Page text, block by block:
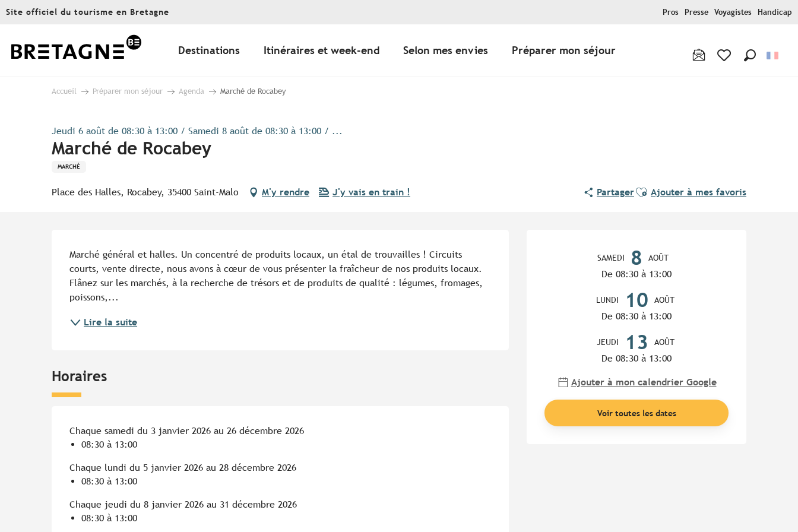
Aller
principal
Site officiel du tourisme en Bretagne Pros Presse Voyagistes Handicap
Destinations Itinéraires et week-end Selon mes envies Préparer mon séjour
Accueil Préparer mon séjour Agenda Marché de Rocabey
Jeudi 6 août de 08:30 à 13:00 / Samedi 8 août de 08:30 à 13:00 / ...
Marché de Rocabey
MARCHÉ
Place des Halles, Rocabey, 35400 Saint-Malo M'y rendre J'y vais en train ! PartagerAjouter aux favoris
Ajouter à mes favoris
SAMEDI 8 AOÛT
De 08:30 à 13:00
LUNDI 10 AOÛT
De 08:30 à 13:00
JEUDI 13 AOÛT
De 08:30 à 13:00
Ajouter à mon calendrier Google
Voir toutes les dates
Marché général et halles. Un concentré de produits locaux, un étal de trouvailles ! Circuits
courts, vente directe, nous avons à cœur de vous présenter la fraîcheur de nos produits locaux.
Flânez sur les marchés, à la recherche de trésors et de produits de qualité : légumes, fromages,
poissons,...
Lire la suite
Horaires
Chaque samedi du 3 janvier 2026 au 26 décembre 2026
08:30 à 13:00
Chaque lundi du 5 janvier 2026 au 28 décembre 2026
08:30 à 13:00
Chaque jeudi du 8 janvier 2026 au 31 décembre 2026
08:30 à 13:00